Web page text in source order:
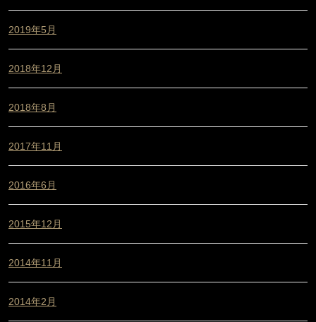
2019年5月
2018年12月
2018年8月
2017年11月
2016年6月
2015年12月
2014年11月
2014年2月